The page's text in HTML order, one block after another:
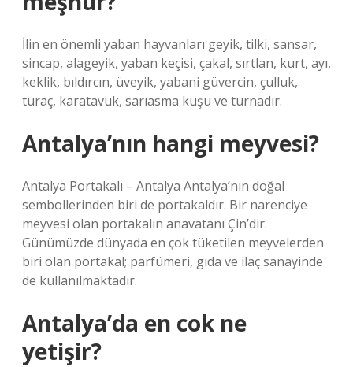
İlin en önemli yaban hayvanları geyik, tilki, sansar,
sincap, alageyik, yaban keçisi, çakal, sırtlan, kurt, ayı,
keklik, bıldırcın, üveyik, yabani güvercin, çulluk,
turaç, karatavuk, sarıasma kuşu ve turnadır.
Antalya’nın hangi meyvesi?
Antalya Portakalı – Antalya Antalya’nın doğal
sembollerinden biri de portakaldır. Bir narenciye
meyvesi olan portakalın anavatanı Çin’dir.
Günümüzde dünyada en çok tüketilen meyvelerden
biri olan portakal; parfümeri, gıda ve ilaç sanayinde
de kullanılmaktadır.
Antalya’da en cok ne
yetişir?